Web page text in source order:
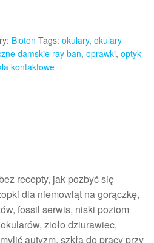
Bioton Tags: okulary, okulary
damskie ray ban, oprawki, optyk
kontaktowe
recepty, jak pozbyć się
dla niemowląt na gorączkę,
fossil serwis, niski poziom
zioło dziurawiec,
autyzm, szkła do pracy przy